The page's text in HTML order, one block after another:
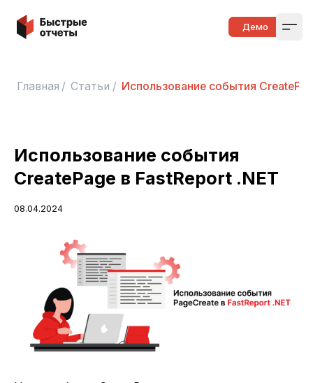
Быстрые отчеты Демо
Главная / Статьи / Использование события
Использование события
CreatePage в FastReport .NET
08.04.2024